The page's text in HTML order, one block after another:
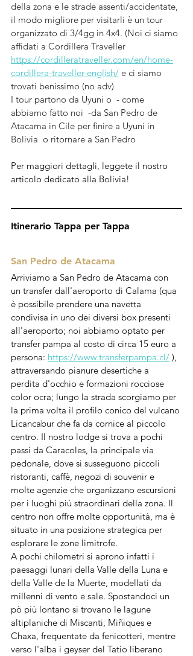
della zona e le strade assenti/accidentate,
il modo migliore per visitarli è un tour
organizzato di 3/4gg in 4x4. (Noi ci siamo
affidati a Cordillera Traveller
https://cordilleratraveller.com/en/home-
cordillera-traveller-english/ e ci siamo
trovati benissimo (no adv)
I tour partono da Uyuni o  - come
abbiamo fatto noi  -da San Pedro de
Atacama in Cile per finire a Uyuni in
Bolivia  o ritornare a San Pedro
Per maggiori dettagli, leggete il nostro
articolo dedicato alla Bolivia!
Itinerario Tappa per Tappa
San Pedro de Atacama
Arriviamo a San Pedro de Atacama con
un transfer dall'aeroporto di Calama (qua
è possibile prendere una navetta
condivisa in uno dei diversi box presenti
all'aeroporto; noi abbiamo optato per
transfer pampa al costo di circa 15 euro a
persona: https://www.transferpampa.cl/ ),
attraversando pianure desertiche a
perdita d'occhio e formazioni rocciose
color ocra; lungo la strada scorgiamo per
la prima volta il profilo conico del vulcano
Licancabur che fa da cornice al piccolo
centro. Il nostro lodge si trova a pochi
passi da Caracoles, la principale via
pedonale, dove si susseguono piccoli
ristoranti, caffè, negozi di souvenir e
molte agenzie che organizzano escursioni
per i luoghi più straordinari della zona. Il
centro non offre molte opportunità, ma è
situato in una posizione strategica per
esplorare le zone limitrofe.
A pochi chilometri si aprono infatti i
paesaggi lunari della Valle della Luna e
della Valle de la Muerte, modellati da
millenni di vento e sale. Spostandoci un
pò più lontano si trovano le lagune
altiplaniche di Miscanti, Miñiques e
Chaxa, frequentate da fenicotteri, mentre
verso l'alba i geyser del Tatio liberano